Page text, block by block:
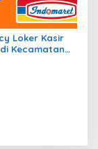
Loker Kasir
Kecamatan